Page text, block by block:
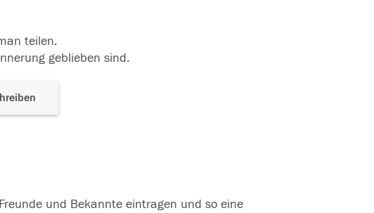
teilen.
geblieben sind.
und Bekannte eintragen und so eine